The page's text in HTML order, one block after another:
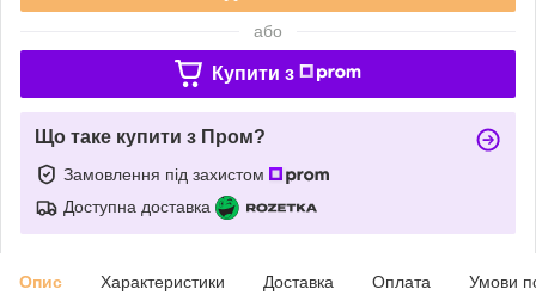
або
Купити з
Що таке купити з Пром?
Замовлення під захистом
Доступна доставка
Опис Характеристики Доставка Оплата Умови